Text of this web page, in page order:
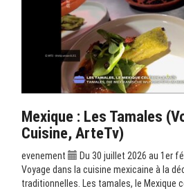
Mexique : Les Tamales
Cuisine, ArteTv)
evenement
Du 30 juillet 2026 au 1er
Voyage dans la cuisine mexicaine à la
traditionnelles. Les tamales, le Mexique